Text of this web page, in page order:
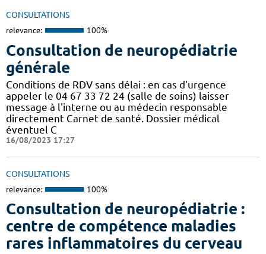
CONSULTATIONS
relevance: 100%
Consultation de neuropédiatrie
générale
Conditions de RDV sans délai : en cas d'urgence
appeler le 04 67 33 72 24 (salle de soins) laisser
message à l'interne ou au médecin responsable
directement Carnet de santé. Dossier médical
éventuel C
16/08/2023 17:27
CONSULTATIONS
relevance: 100%
Consultation de neuropédiatrie :
centre de compétence maladies
rares inflammatoires du cerveau